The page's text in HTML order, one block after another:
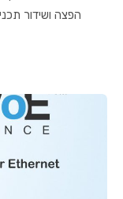
הפצה ושידור